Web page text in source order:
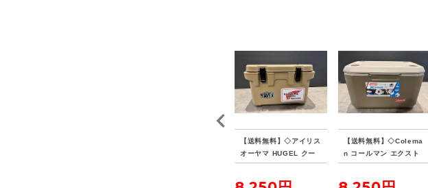
【送料無料】◇アイリス
オーヤマ HUGEL クー
ラーボックス 20L
【送料無料】◇Colema
n コールマン エクスト
リームクーラー 70QT